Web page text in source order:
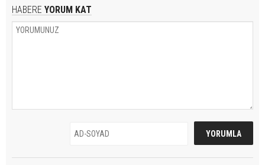
HABERE YORUM KAT